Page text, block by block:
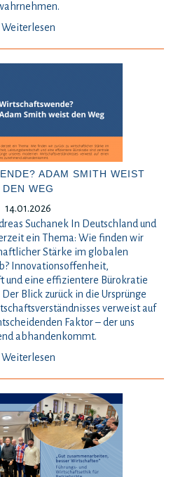
Weiterlesen
ADAM SMITH WEIST
DEN WEG
14.01.2026
Suchanek In Deutschland und
ein Thema: Wie finden wir
Stärke im globalen
Innovationsoffenheit,
und eine effizientere Bürokratie
Blick zurück in die Ursprünge
verweist auf
Faktor – der uns
abhandenkommt.
Weiterlesen